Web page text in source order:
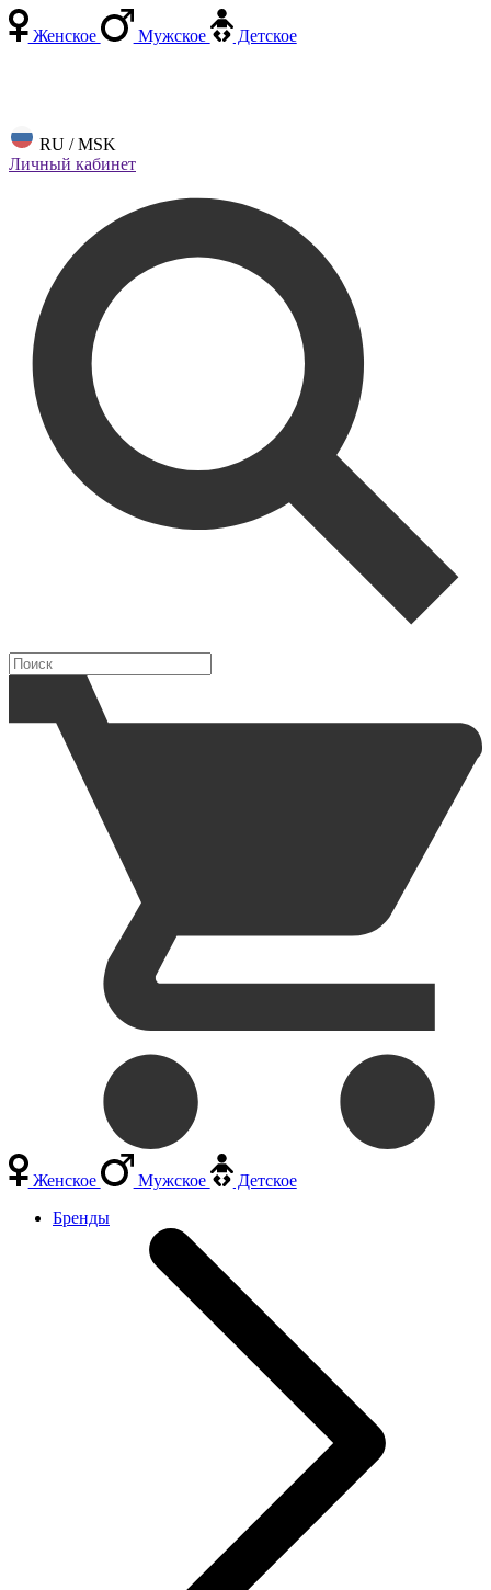
Женское Мужское Детское
RU / MSK
Личный кабинет
Женское Мужское
Детское
Бренды